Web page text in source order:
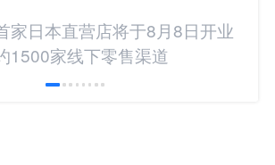
家日本直营店将于8月8日开业
1500家线下零售渠道